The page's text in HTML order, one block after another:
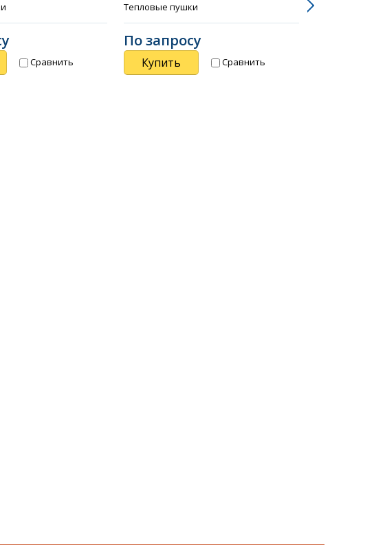
Сравнить
Тепловые пушки
По запросу
Купить Сравнить